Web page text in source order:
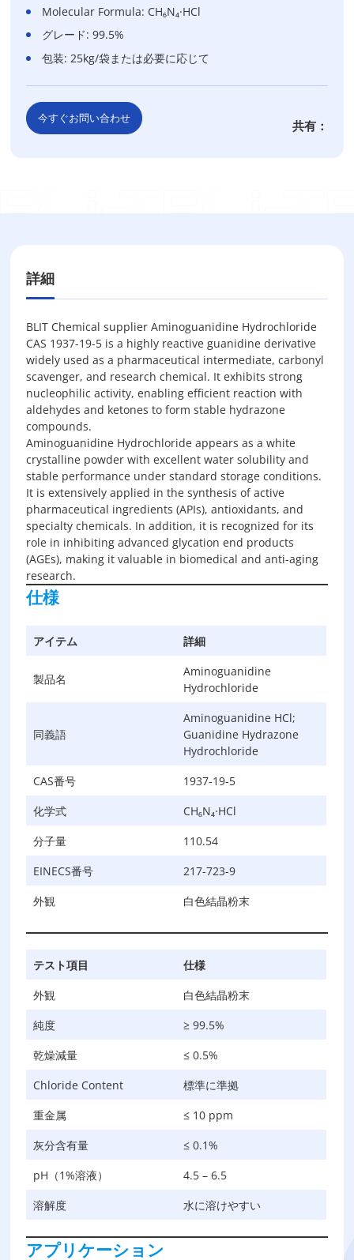
Molecular Formula: CH₆N₄·HCl
グレード: 99.5%
包装: 25kg/袋または必要に応じて
今すぐお問い合わせ 共有：
詳細
BLIT Chemical supplier Aminoguanidine Hydrochloride
CAS 1937-19-5 is a highly reactive guanidine derivative
widely used as a pharmaceutical intermediate, carbonyl
scavenger, and research chemical. It exhibits strong
nucleophilic activity, enabling efficient reaction with
aldehydes and ketones to form stable hydrazone
compounds.
Aminoguanidine Hydrochloride appears as a white
crystalline powder with excellent water solubility and
stable performance under standard storage conditions.
It is extensively applied in the synthesis of active
pharmaceutical ingredients (APIs), antioxidants, and
specialty chemicals. In addition, it is recognized for its
role in inhibiting advanced glycation end products
(AGEs), making it valuable in biomedical and anti-aging
research.
仕様
アイテム 詳細
製品名
Aminoguanidine
Hydrochloride
同義語
Aminoguanidine HCl;
Guanidine Hydrazone
Hydrochloride
CAS番号
1937-19-5
化学式
CH₆N₄·HCl
分子量
110.54
EINECS番号
217-723-9
外観
白色結晶粉末
テスト項目
仕様
外観
白色結晶粉末
純度
≥ 99.5%
乾燥減量
≤ 0.5%
Chloride Content
標準に準拠
重金属
≤ 10 ppm
灰分含有量
≤ 0.1%
pH（1%溶液）
4.5 – 6.5
溶解度
水に溶けやすい
アプリケーション